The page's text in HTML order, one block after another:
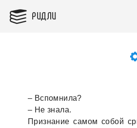
РИДЛИ
– Вспомнила?
– Не знала.
Признание самом собой